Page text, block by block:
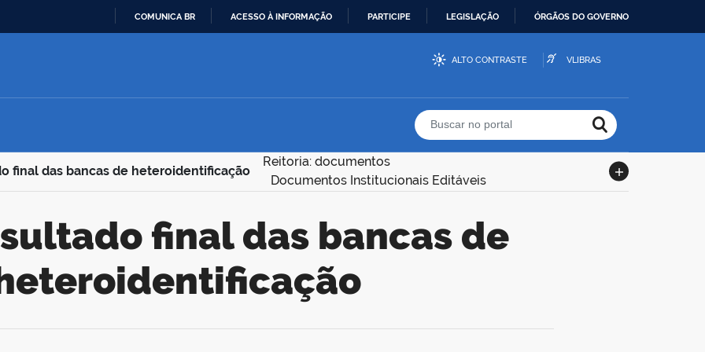
CONTEÚDO
COMUNICA BR ACESSO À INFORMAÇÃO PARTICIPE LEGISLAÇÃO ÓRGÃOS DO GOVERNO
ALTO CONTRASTE VLIBRAS
Buscar no portal
final das bancas de heteroidentificação
Reitoria: documentos
Documentos Institucionais Editáveis